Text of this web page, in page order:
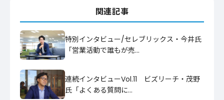
関連記事
特別インタビュー/セレブリックス・今井氏
「営業活動で誰もが売…
連続インタビューVol.11 ビズリーチ・茂野
氏「よくある質問に…